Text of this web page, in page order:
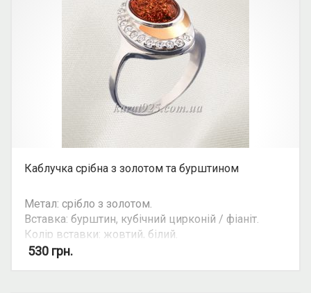
Каблучка срібна з золотом та бурштином
Метал: срібло з золотом.
Вставка: бурштин, кубічний цирконій / фіаніт.
Колір вставки: жовтий, білий.
Вид: овальний камінь.
530 грн.